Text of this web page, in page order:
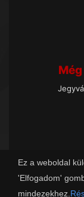
Ez a weboldal
'Elfogadom'
mindezekhez.